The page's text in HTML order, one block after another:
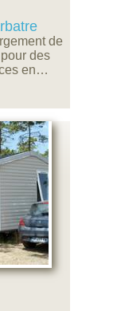
de
des
en…